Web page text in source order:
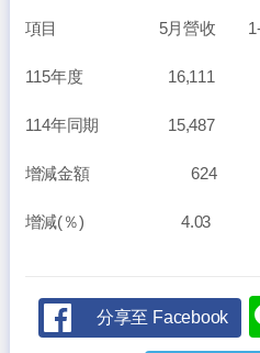
項目 5月營收 1- 5
115年度 16,111
114年同期 15,487
增減金額 624 -
增減(％) 4.03 -
分享至 Facebook